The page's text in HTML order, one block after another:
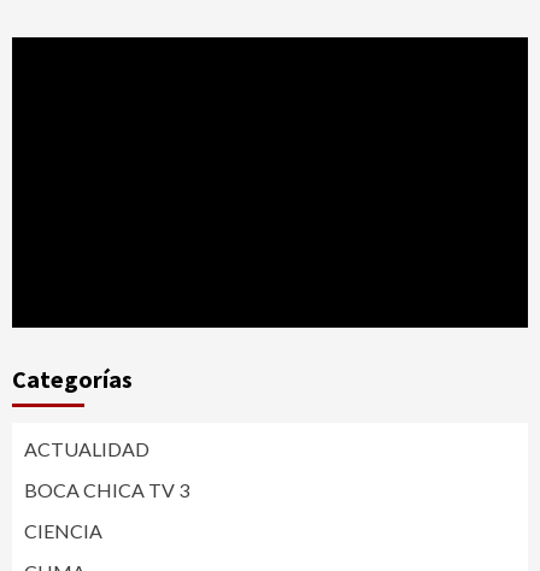
Categorías
ACTUALIDAD
BOCA CHICA TV 3
CIENCIA